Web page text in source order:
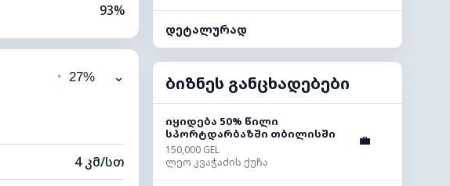
93%
82%
10 კმ
◔ 27% ⌄
4 კმ/სთ
დეტალურად
ბიზნეს განცხადებები
იყიდება 50% წილი
სპორტდარბაზში თბილისში
150,000 GEL
ლეო კვაჭაძის ქუჩა
💼